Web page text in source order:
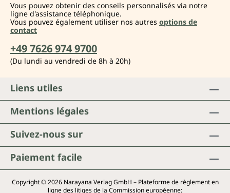
Vous pouvez obtenir des conseils personnalisés via notre
ligne d'assistance téléphonique.
Vous pouvez également utiliser nos autres options de
contact
+49 7626 974 9700
(Du lundi au vendredi de 8h à 20h)
Suivez-nous sur
Paiement facile
Liens utiles
Mentions légales
Copyright © 2026 Narayana Verlag GmbH – Plateforme de règlement en
ligne des litiges de la Commission européenne: